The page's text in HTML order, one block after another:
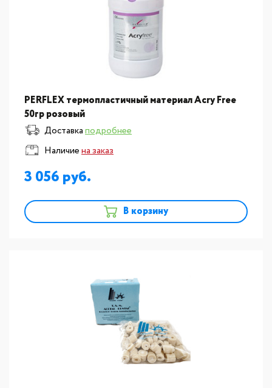
PERFLEX термопластичный материал Acry Free
50гр розовый
Доставкаподробнее
Наличиена заказ
3 056
В корзину